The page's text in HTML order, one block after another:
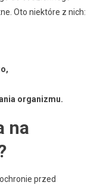
Oto niektóre z nich:
organizmu.
na
przed